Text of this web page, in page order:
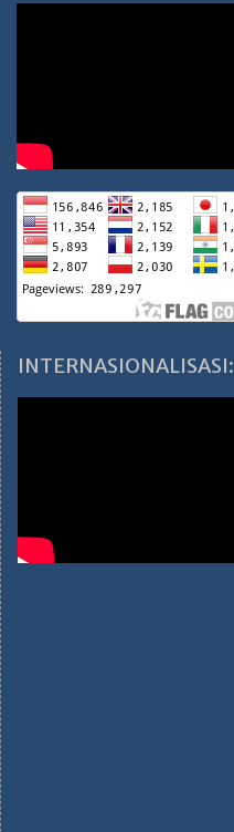
INTERNASIONALISASI: